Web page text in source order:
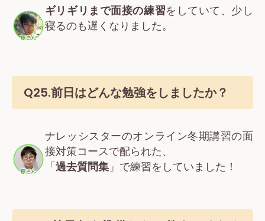
ギリギリまで面接の練習をしていて、少し
寝るのも遅くなりました。
Q25.前日はどんな勉強をしましたか？
ナレッシスターのオンライン冬期講習の面
接対策コースで配られた、
「過去質問集」で練習をしていました！